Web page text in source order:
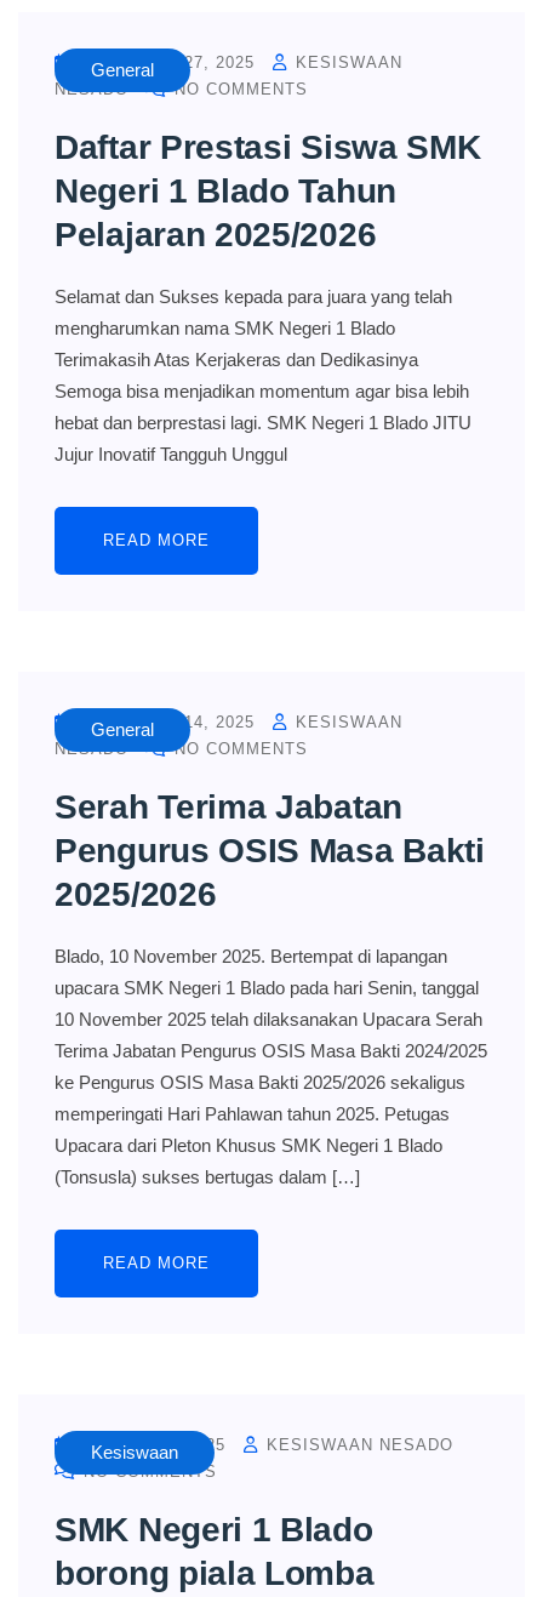
General
NOVEMBER 27, 2025
KESISWAAN
NESADO
NO COMMENTS
Daftar Prestasi Siswa SMK
Negeri 1 Blado Tahun
Pelajaran 2025/2026
Selamat dan Sukses kepada para juara yang telah
mengharumkan nama SMK Negeri 1 Blado
Terimakasih Atas Kerjakeras dan Dedikasinya
Semoga bisa menjadikan momentum agar bisa lebih
hebat dan berprestasi lagi. SMK Negeri 1 Blado JITU
Jujur Inovatif Tangguh Unggul
READ MORE
General
NOVEMBER 14, 2025
KESISWAAN
NESADO
NO COMMENTS
Serah Terima Jabatan
Pengurus OSIS Masa Bakti
2025/2026
Blado, 10 November 2025. Bertempat di lapangan
upacara SMK Negeri 1 Blado pada hari Senin, tanggal
10 November 2025 telah dilaksanakan Upacara Serah
Terima Jabatan Pengurus OSIS Masa Bakti 2024/2025
ke Pengurus OSIS Masa Bakti 2025/2026 sekaligus
memperingati Hari Pahlawan tahun 2025. Petugas
Upacara dari Pleton Khusus SMK Negeri 1 Blado
(Tonsusla) sukses bertugas dalam […]
READ MORE
Kesiswaan
AUGUST 28, 2025
KESISWAAN NESADO
NO COMMENTS
SMK Negeri 1 Blado
borong piala Lomba